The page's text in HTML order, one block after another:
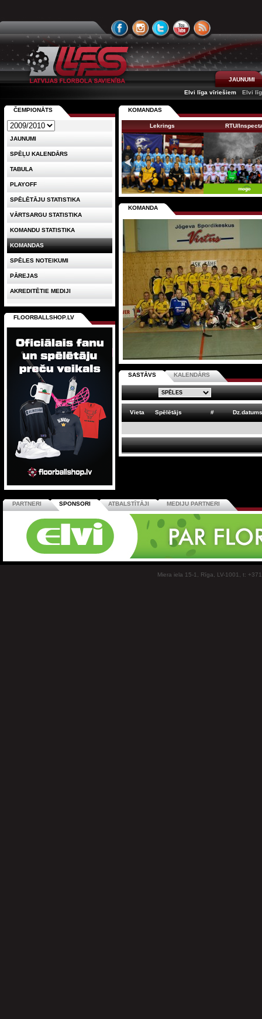
JAUNUMI
Elvi līga vīriešiem
Elvi
KOMANDAS
Lekrings RTU/
KOMANDA
SASTĀVS KALENDĀRS
Vieta Spēlētājs # Dz.datums
ČEMPIONĀTS
JAUNUMI
SPĒĻU KALENDĀRS
TABULA
PLAYOFF
SPĒLĒTĀJU STATISTIKA
VĀRTSARGU STATISTIKA
KOMANDU STATISTIKA
KOMANDAS
SPĒLES NOTEIKUMI
PĀREJAS
AKREDITĒTIE MEDIJI
FLOORBALLSHOP.LV
PARTNERI SPONSORI ATBALSTĪTĀJI MEDIJU PARTNERI
Miera iela 15-1, Rīga, LV-1001, t: